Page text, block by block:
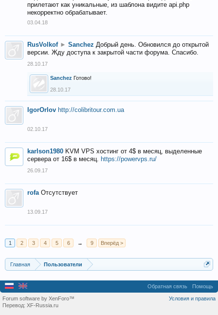
прилетают как уникальные, из шаблона видите api.php
некорректно обрабатывает.
03.04.18
RusVolkof ► Sanchez Добрый день. Обновился до открытой
версии. Жду доступа к закрытой части форума. Спасибо.
28.10.17
Sanchez Готово!
28.10.17
IgorOrlov http://colibritour.com.ua
02.10.17
karlson1980 KVM VPS хостинг от 4$ в месяц, выделенные
сервера от 16$ в месяц. https://powervps.ru/
26.09.17
rofa Отсутствует
13.09.17
1 2 3 4 5 6 → 9 Вперёд >
Главная Пользователи
Обратная связь Помощь
Условия и правила
Forum software by XenForo™
Перевод: XF-Russia.ru